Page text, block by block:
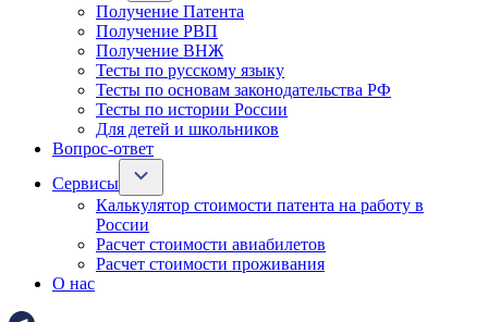
Получение Патента
Получение РВП
Получение ВНЖ
Тесты по русскому языку
Тесты по основам законодательства РФ
Тесты по истории России
Для детей и школьников
Вопрос-ответ
Сервисы
Калькулятор стоимости патента на работу в
России
Расчет стоимости авиабилетов
Расчет стоимости проживания
О нас